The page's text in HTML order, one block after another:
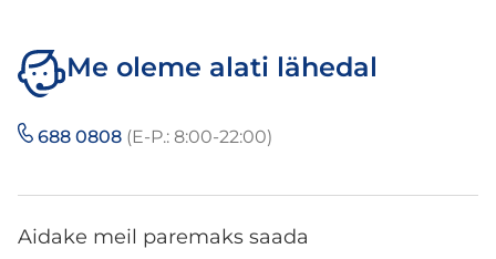
Me oleme alati lähedal
688 0808 (E-P.: 8:00-22:00)
Aidake meil paremaks saada